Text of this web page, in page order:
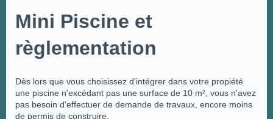
Mini Piscine et
règlementation
Dès lors que vous choisissez d'intégrer dans votre propiété
une piscine n'excédant pas une surface de 10 m², vous n'avez
pas besoin d'effectuer de demande de travaux, encore moins
de permis de construire.